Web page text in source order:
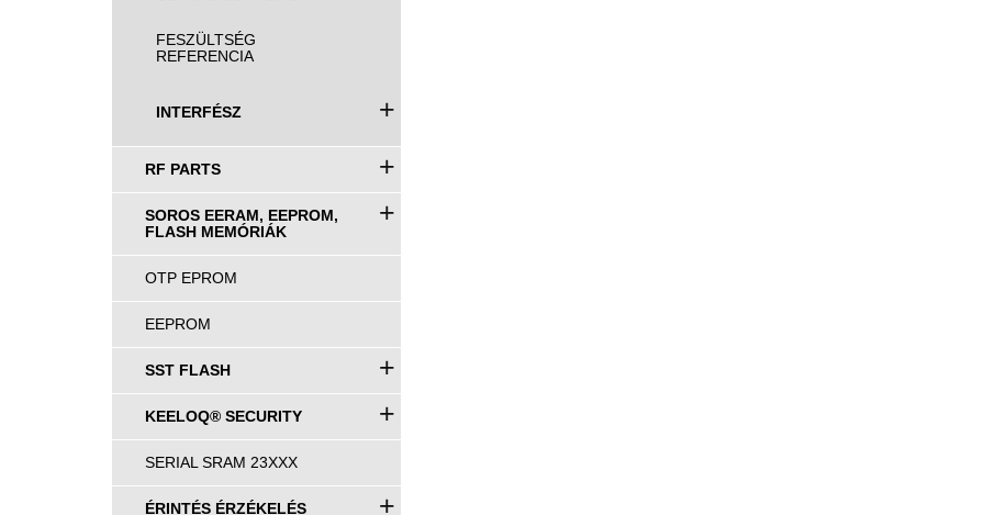
FESZÜLTSÉG
REFERENCIA
INTERFÉSZ +
RF PARTS +
SOROS EERAM, EEPROM,
FLASH MEMÓRIÁK
+
OTP EPROM
EEPROM
SST FLASH +
KEELOQ® SECURITY +
SERIAL SRAM 23XXX
ÉRINTÉS ÉRZÉKELÉS +